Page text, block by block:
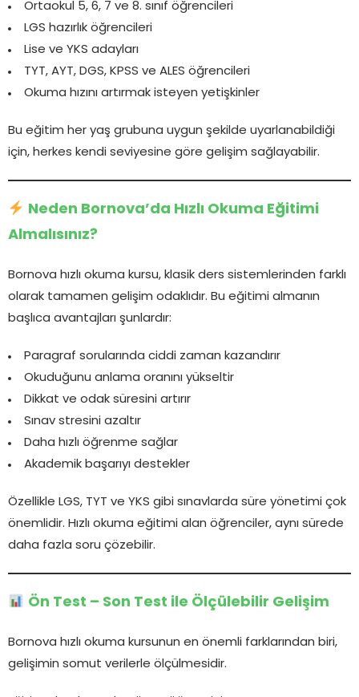
Ortaokul 5, 6, 7 ve 8. sınıf öğrencileri
LGS hazırlık öğrencileri
Lise ve YKS adayları
TYT, AYT, DGS, KPSS ve ALES öğrencileri
Okuma hızını artırmak isteyen yetişkinler
Bu eğitim her yaş grubuna uygun şekilde uyarlanabildiği
için, herkes kendi seviyesine göre gelişim sağlayabilir.
Neden Bornova’da Hızlı Okuma Eğitimi
Almalısınız?
Bornova hızlı okuma kursu, klasik ders sistemlerinden farklı
olarak tamamen gelişim odaklıdır. Bu eğitimi almanın
başlıca avantajları şunlardır:
Paragraf sorularında ciddi zaman kazandırır
Okuduğunu anlama oranını yükseltir
Dikkat ve odak süresini artırır
Sınav stresini azaltır
Daha hızlı öğrenme sağlar
Akademik başarıyı destekler
Özellikle LGS, TYT ve YKS gibi sınavlarda süre yönetimi çok
önemlidir. Hızlı okuma eğitimi alan öğrenciler, aynı sürede
daha fazla soru çözebilir.
Ön Test – Son Test ile Ölçülebilir Gelişim
Bornova hızlı okuma kursunun en önemli farklarından biri,
gelişimin somut verilerle ölçülmesidir.